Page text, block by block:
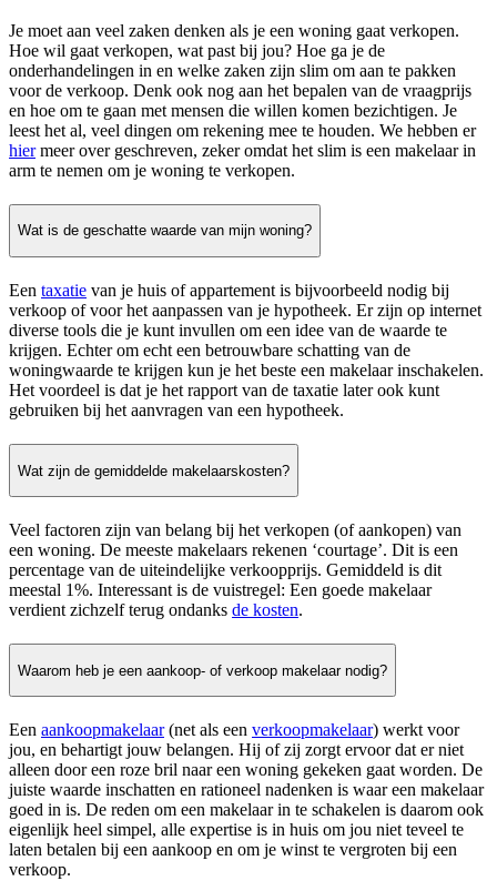
Je moet aan veel zaken denken als je een woning gaat verkopen.
Hoe wil gaat verkopen, wat past bij jou? Hoe ga je de
onderhandelingen in en welke zaken zijn slim om aan te pakken
voor de verkoop. Denk ook nog aan het bepalen van de vraagprijs
en hoe om te gaan met mensen die willen komen bezichtigen. Je
leest het al, veel dingen om rekening mee te houden. We hebben er
hiermeer over geschreven, zeker omdat het slim is een makelaar in
arm te nemen om je woning te verkopen.
Wat is de geschatte waarde van mijn woning?
Een taxatie van je huis of appartement is bijvoorbeeld nodig bij
verkoop of voor het aanpassen van je hypotheek. Er zijn op internet
diverse tools die je kunt invullen om een idee van de waarde te
krijgen. Echter om echt een betrouwbare schatting van de
woningwaarde te krijgen kun je het beste een makelaar inschakelen.
Het voordeel is dat je het rapport van de taxatie later ook kunt
gebruiken bij het aanvragen van een hypotheek.
Wat zijn de gemiddelde makelaarskosten?
Veel factoren zijn van belang bij het verkopen (of aankopen) van
een woning. De meeste makelaars rekenen ‘courtage’. Dit is een
percentage van de uiteindelijke verkoopprijs. Gemiddeld is dit
meestal 1%. Interessant is de vuistregel: Een goede makelaar
verdient zichzelf terug ondanks de kosten.
Waarom heb je een aankoop- of verkoop makelaar nodig?
Een aankoopmakelaar(net als een verkoopmakelaar) werkt voor
jou, en behartigt jouw belangen. Hij of zij zorgt ervoor dat er niet
alleen door een roze bril naar een woning gekeken gaat worden. De
juiste waarde inschatten en rationeel nadenken is waar een makelaar
goed in is. De reden om een makelaar in te schakelen is daarom ook
eigenlijk heel simpel, alle expertise is in huis om jou niet teveel te
laten betalen bij een aankoop en om je winst te vergroten bij een
verkoop.